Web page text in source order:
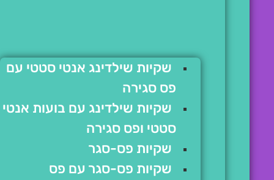
שקיות שילדינג אנטי סטטי עם
פס סגירה
שקיות שילדינג עם בועות אנטי
סטטי ופס סגירה
שקיות פס-סגר
שקיות פס-סגר עם פס